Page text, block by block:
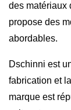
des matériaux
propose des
abordables.
Dschinni est
fabrication et
marque est